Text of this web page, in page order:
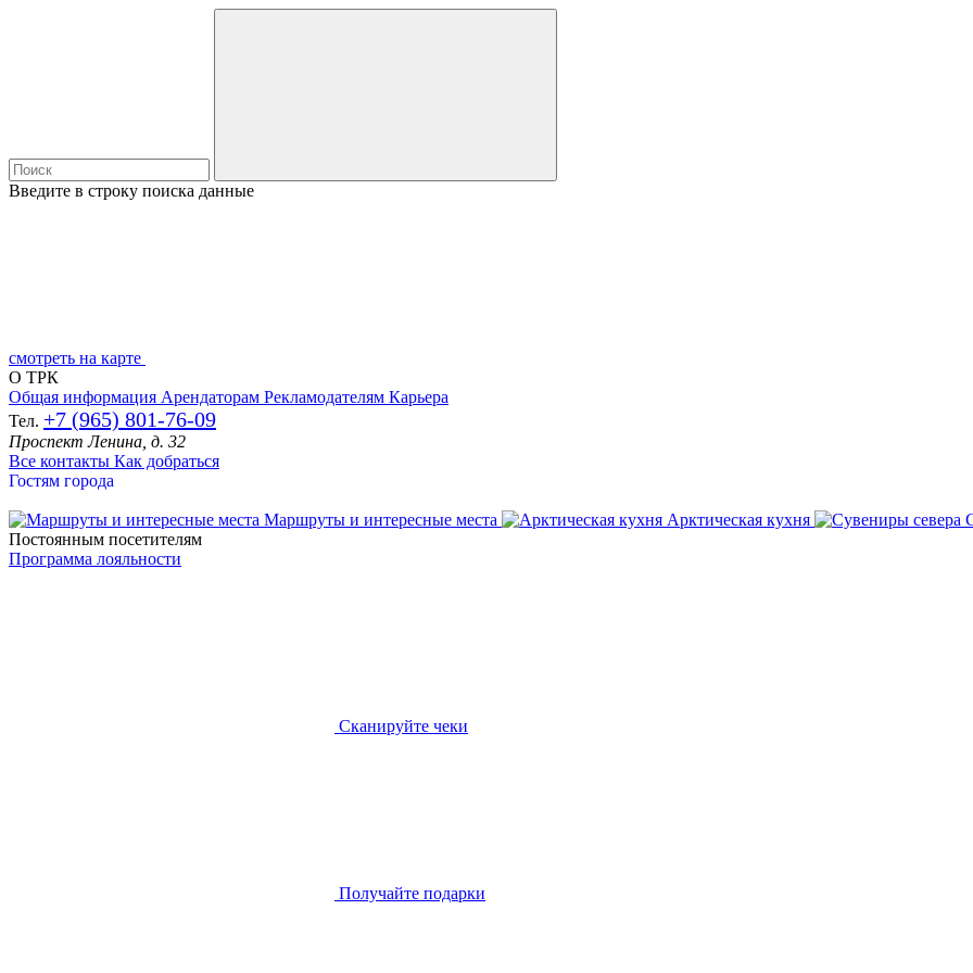
Введите в строку поиска данные
смотреть на карте
О ТРК
Общая информация Арендаторам Рекламодателям Карьера
Тел. +7 (965) 801-76-09
Проспект Ленина, д. 32
Все контакты Как добраться
Гостям города
Маршруты и интересные места Арктическая кухня
Постоянным посетителям
Программа лояльности
Сканируйте чеки
Получайте подарки